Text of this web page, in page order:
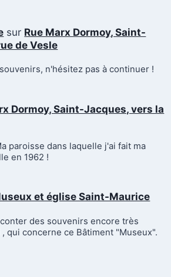
sur Rue Marx Dormoy, Saint-
de Vesle
n'hésitez pas à continuer !
Dormoy, Saint-Jacques, vers la
paroisse dans laquelle j'ai fait ma
en 1962 !
et église Saint-Maurice
des souvenirs encore très
qui concerne ce Bâtiment "Museux".